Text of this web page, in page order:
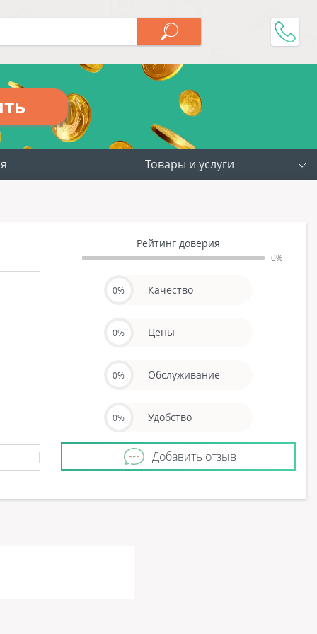
Товары и услуги
Рейтинг доверия
0%
0% Качество
0% Цены
0% Обслуживание
0% Удобство
Добавить отзыв